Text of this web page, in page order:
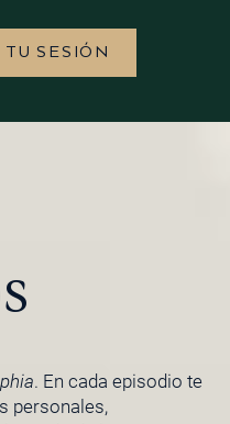
SESIÓN
. En cada episodio te
personales,